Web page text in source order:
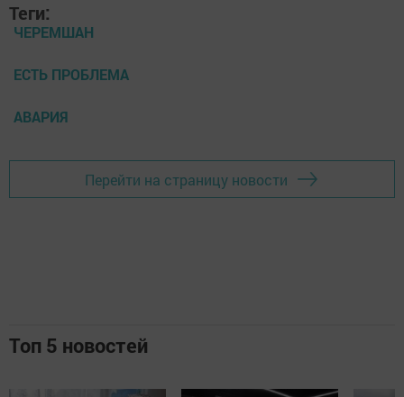
Теги:
ЧЕРЕМШАН
ЕСТЬ ПРОБЛЕМА
АВАРИЯ
Перейти на страницу новости
Топ 5 новостей